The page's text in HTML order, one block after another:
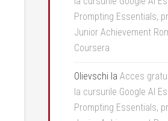
Prompting Essentials,
Junior Achievement
Coursera
Olievschi la Acces
la cursurile Google AI
Prompting Essentials,